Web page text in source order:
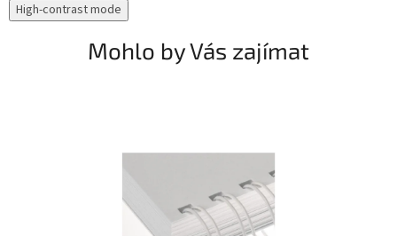
High-contrast mode
Mohlo by Vás zajímat